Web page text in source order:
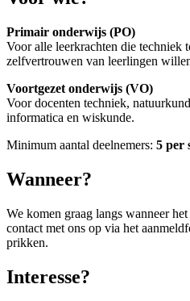
Primair onderwijs (PO)
Voor alle leerkrachten die techniek
zelfvertrouwen van leerlingen
Voortgezet onderwijs (VO)
Voor docenten techniek,
informatica en wiskunde.
Minimum aantal deelnemers: 5 per
Wanneer?
We komen graag langs wanneer
contact met ons op via het
prikken.
Interesse?